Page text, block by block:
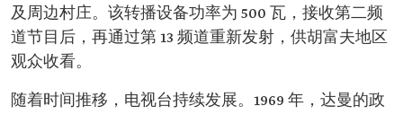
及周边村庄。该转播设备功率为 500 瓦，接收第二频
道节目后，再通过第 13 频道重新发射，供胡富夫地区
观众收看。
随着时间推移，电视台持续发展。1969 年，达曼的政